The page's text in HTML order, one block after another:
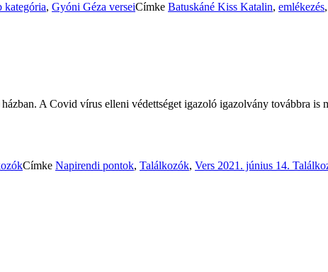
kategória, Gyóni Géza verseiCímke Batuskáné Kiss Katalin, emlékezés,
A Covid vírus elleni védettséget igazoló igazolvány továbbra is
Címke Napirendi pontok, Találkozók, Vers 2021. június 14.